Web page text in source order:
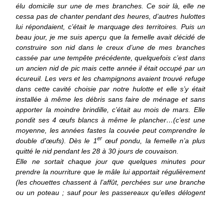
élu domicile sur une de mes branches. Ce soir là, elle ne
cessa pas de chanter pendant des heures, d’autres hulottes
lui répondaient, c’était le marquage des territoires. Puis un
beau jour, je me suis aperçu que la femelle avait décidé de
construire son nid dans le creux d’une de mes branches
cassée par une tempête précédente, quelquefois c’est dans
un ancien nid de pic mais cette année il était occupé par un
écureuil. Les vers et les champignons avaient trouvé refuge
dans cette cavité choisie par notre hulotte et elle s’y était
installée à même les débris sans faire de ménage et sans
apporter la moindre brindille, c’était au mois de mars. Elle
pondit ses 4 œufs blancs à même le plancher…(c’est une
moyenne, les années fastes la couvée peut comprendre le
double d’œufs). Dès le 1er œuf pondu, la femelle n’a plus
quitté le nid pendant les 28 à 30 jours de couvaison.
Elle ne sortait chaque jour que quelques minutes pour
prendre la nourriture que le mâle lui apportait régulièrement
(les chouettes chassent à l’affût, perchées sur une branche
ou un poteau ; sauf pour les passereaux qu’elles délogent